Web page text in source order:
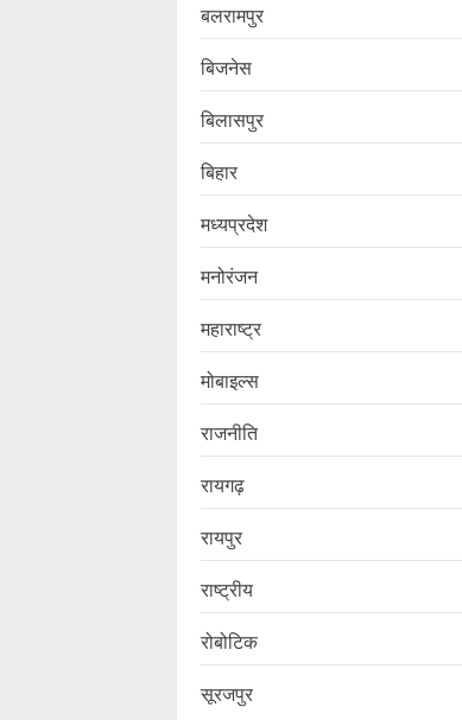
बलरामपुर
बिजनेस
बिलासपुर
बिहार
मध्यप्रदेश
मनोरंजन
महाराष्ट्र
मोबाइल्स
राजनीति
रायगढ़
रायपुर
राष्ट्रीय
रोबोटिक
सूरजपुर